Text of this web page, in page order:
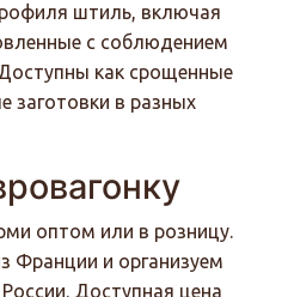
штиль, включая
с соблюдением
как срощенные
заготовки в разных
оптом или в розницу.
Франции и организуем
Доступная цена